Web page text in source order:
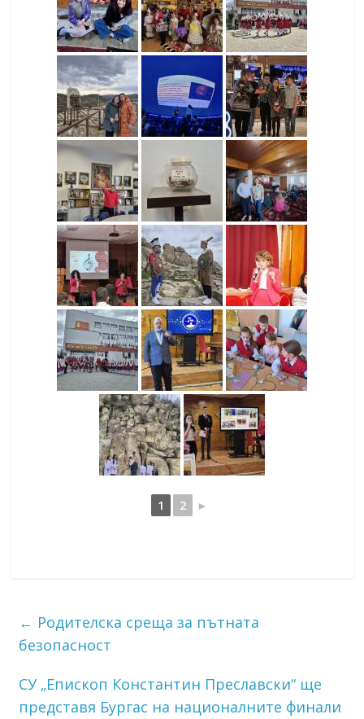
1 2 ►
← Родителска среща за пътната
безопасност
СУ „Епископ Константин Преславски“ ще
представя Бургас на националните финали